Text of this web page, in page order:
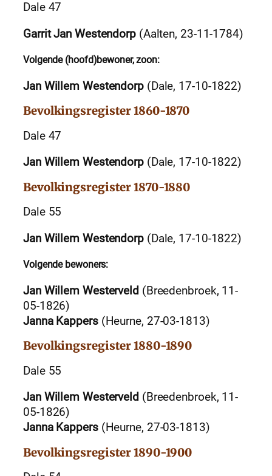
Dale 47
Garrit Jan Westendorp(Aalten, 23-11-1784)
Volgende (hoofd)bewoner, zoon:
Jan Willem Westendorp(Dale, 17-10-1822)
Bevolkingsregister 1860-1870
Dale 47
Jan Willem Westendorp(Dale, 17-10-1822)
Bevolkingsregister 1870-1880
Dale 55
Jan Willem Westendorp(Dale, 17-10-1822)
Volgende bewoners:
Jan Willem Westerveld (Breedenbroek, 11-
05-1826)
Janna Kappers(Heurne, 27-03-1813)
Bevolkingsregister 1880-1890
Dale 55
Jan Willem Westerveld(Breedenbroek, 11-
05-1826)
Janna Kappers(Heurne, 27-03-1813)
Bevolkingsregister 1890-1900